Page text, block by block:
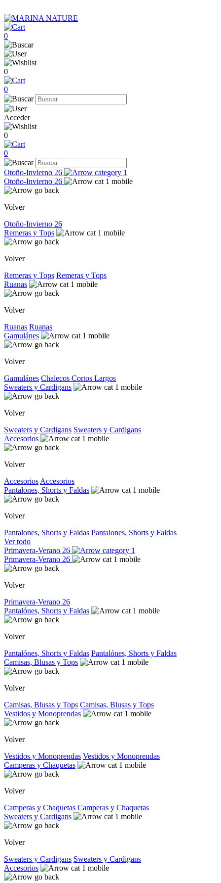
0
0
0
Acceder
0
0
Otoño-Invierno 26
Otoño-Invierno 26
Volver
Otoño-Invierno 26
Remeras y Tops
Volver
Remeras y Tops Remeras y Tops
Ruanas
Volver
Ruanas Ruanas
Gamulánes
Volver
Gamulánes Chalecos Cortos Largos
Sweaters y Cardigans
Volver
Sweaters y Cardigans Sweaters y Cardigans
Accesorios
Volver
Accesorios Accesorios
Pantalones, Shorts y Faldas
Volver
Pantalones, Shorts y Faldas Pantalones, Shorts y Faldas
Ver todo
Primavera-Verano 26
Primavera-Verano 26
Volver
Primavera-Verano 26
Pantalónes, Shorts y Faldas
Volver
Pantalónes, Shorts y Faldas Pantalónes, Shorts y Faldas
Camisas, Blusas y Tops
Volver
Camisas, Blusas y Tops Camisas, Blusas y Tops
Vestidos y Monoprendas
Volver
Vestidos y Monoprendas Vestidos y Monoprendas
Camperas y Chaquetas
Volver
Camperas y Chaquetas Camperas y Chaquetas
Sweaters y Cardigans
Volver
Sweaters y Cardigans Sweaters y Cardigans
Accesorios